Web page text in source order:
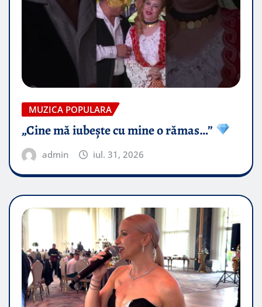
MUZICA POPULARA
„Cine mă iubește cu mine o rămas…”
admin iul. 31, 2026